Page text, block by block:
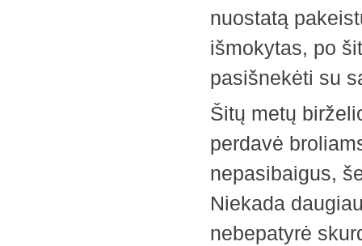
nuostatą
išmokytas, po
pasišnekėti su
Šitų metų
perdavė
nepasibaigus,
Niekada
nebepatyrė